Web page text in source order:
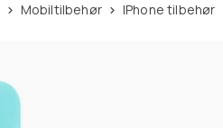
Mobiltilbehør iPhone tilbehør